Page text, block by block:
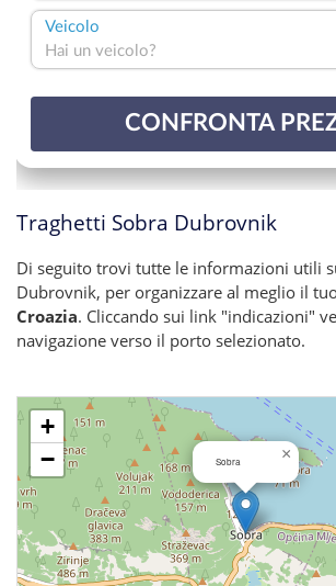
Traghetti Sobra Dubrovnik
Di seguito trovi tutte le informazioni utili
Dubrovnik, per organizzare al meglio il
Croazia. Cliccando sui link "indicazioni"
navigazione verso il porto selezionato.
Sobra ×
+
−